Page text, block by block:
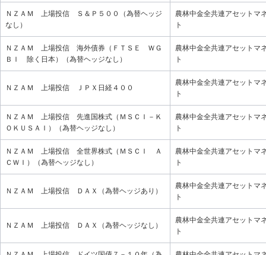
ＮＺＡＭ 上場投信 Ｓ＆Ｐ５００（為替ヘッジ
なし）
農林中金全共連アセットマ
ト
ＮＺＡＭ 上場投信 海外債券（ＦＴＳＥ ＷＧ
ＢＩ 除く日本）（為替ヘッジなし）
農林中金全共連アセットマ
ト
ＮＺＡＭ 上場投信 ＪＰＸ日経４００
農林中金全共連アセットマ
ト
ＮＺＡＭ 上場投信 先進国株式（ＭＳＣＩ－Ｋ
ＯＫＵＳＡＩ）（為替ヘッジなし）
農林中金全共連アセットマ
ト
ＮＺＡＭ 上場投信 全世界株式（ＭＳＣＩ Ａ
ＣＷＩ）（為替ヘッジなし）
農林中金全共連アセットマ
ト
ＮＺＡＭ 上場投信 ＤＡＸ（為替ヘッジあり）
農林中金全共連アセットマ
ト
ＮＺＡＭ 上場投信 ＤＡＸ（為替ヘッジなし）
農林中金全共連アセットマ
ト